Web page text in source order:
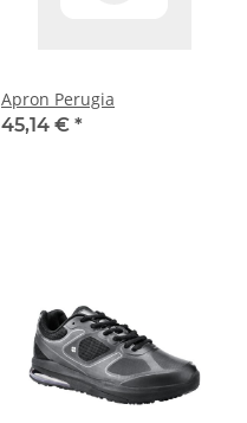
Apron Perugia
45,14 € *